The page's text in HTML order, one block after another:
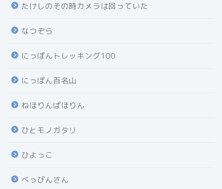
たけしのその時カメラは回っていた
なつぞら
にっぽんトレッキング100
にっぽん百名山
ねほりんぱほりん
ひとモノガタリ
ひよっこ
べっぴんさん